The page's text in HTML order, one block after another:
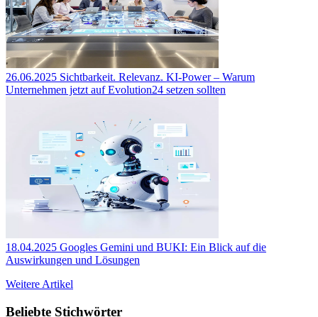
26.06.2025 Sichtbarkeit. Relevanz. KI-Power – Warum
Unternehmen jetzt auf Evolution24 setzen sollten
18.04.2025 Googles Gemini und BUKI: Ein Blick auf die
Auswirkungen und Lösungen
Weitere Artikel
Beliebte Stichwörter